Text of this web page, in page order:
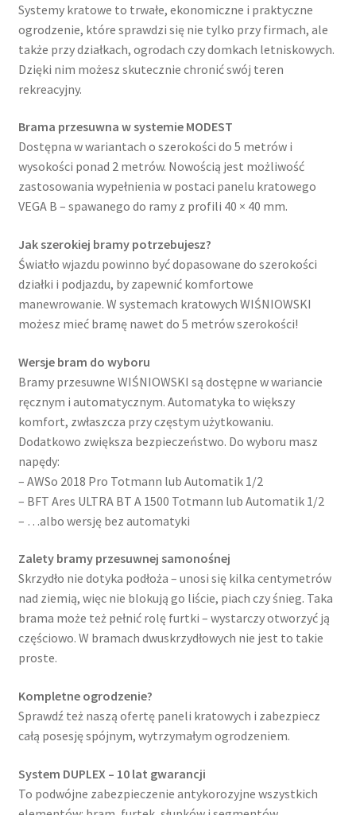
Systemy kratowe to trwałe, ekonomiczne i praktyczne
ogrodzenie, które sprawdzi się nie tylko przy firmach, ale
także przy działkach, ogrodach czy domkach letniskowych.
Dzięki nim możesz skutecznie chronić swój teren
rekreacyjny.
Brama przesuwna w systemie MODEST
Dostępna w wariantach o szerokości do 5 metrów i
wysokości ponad 2 metrów. Nowością jest możliwość
zastosowania wypełnienia w postaci panelu kratowego
VEGA B – spawanego do ramy z profili 40 × 40 mm.
Jak szerokiej bramy potrzebujesz?
Światło wjazdu powinno być dopasowane do szerokości
działki i podjazdu, by zapewnić komfortowe
manewrowanie. W systemach kratowych WIŚNIOWSKI
możesz mieć bramę nawet do 5 metrów szerokości!
Wersje bram do wyboru
Bramy przesuwne WIŚNIOWSKI są dostępne w wariancie
ręcznym i automatycznym. Automatyka to większy
komfort, zwłaszcza przy częstym użytkowaniu.
Dodatkowo zwiększa bezpieczeństwo. Do wyboru masz
napędy:
– AWSo 2018 Pro Totmann lub Automatik 1/2
– BFT Ares ULTRA BT A 1500 Totmann lub Automatik 1/2
– …albo wersję bez automatyki
Zalety bramy przesuwnej samonośnej
Skrzydło nie dotyka podłoża – unosi się kilka centymetrów
nad ziemią, więc nie blokują go liście, piach czy śnieg. Taka
brama może też pełnić rolę furtki – wystarczy otworzyć ją
częściowo. W bramach dwuskrzydłowych nie jest to takie
proste.
Kompletne ogrodzenie?
Sprawdź też naszą ofertę paneli kratowych i zabezpiecz
całą posesję spójnym, wytrzymałym ogrodzeniem.
System DUPLEX – 10 lat gwarancji
To podwójne zabezpieczenie antykorozyjne wszystkich